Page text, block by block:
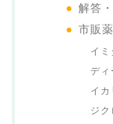
解答
市販
イミ
ディ
イカ
ジク